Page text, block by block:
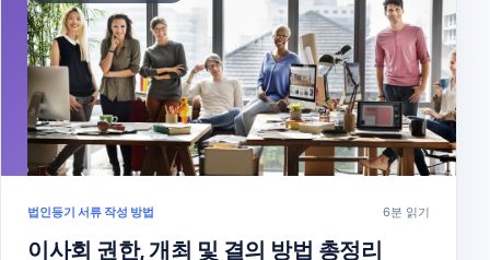
법인등기 서류 작성 방법 6분 읽기
이사회 권한, 개최 및 결의 방법 총정리